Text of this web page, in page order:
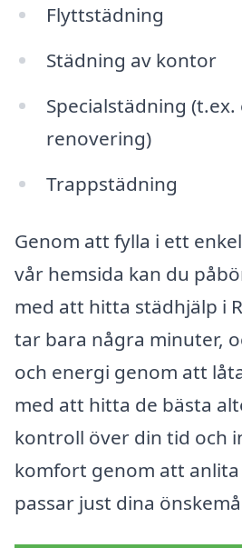
Flyttstädning
Städning av kontor
Specialstädning
renovering)
Trappstädning
Genom att fylla i ett
vår hemsida kan du
med att hitta städhjälp i
tar bara några minuter,
och energi genom att
med att hitta de bästa
kontroll över din tid och
komfort genom att
passar just dina